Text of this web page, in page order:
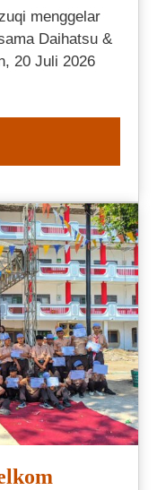
menggelar
Daihatsu &
20 Juli 2026